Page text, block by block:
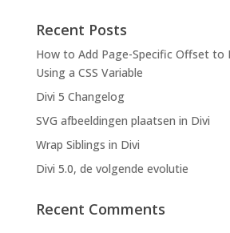
Recent Posts
How to Add Page-Specific Offset to
Using a CSS Variable
Divi 5 Changelog
SVG afbeeldingen plaatsen in Divi
Wrap Siblings in Divi
Divi 5.0, de volgende evolutie
Recent Comments